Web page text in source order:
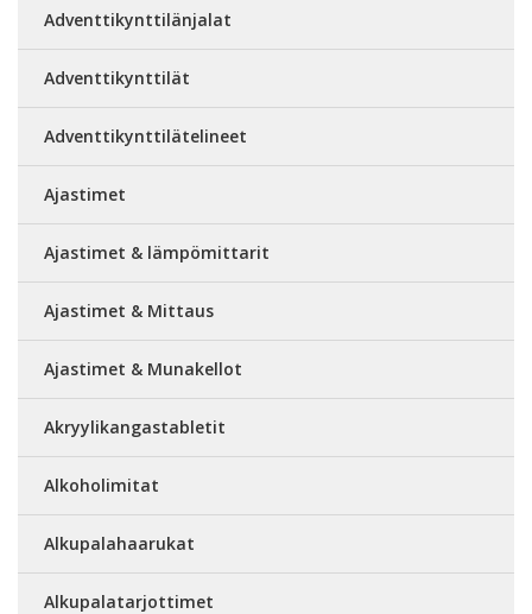
Adventtikynttilänjalat
Adventtikynttilät
Adventtikynttilätelineet
Ajastimet
Ajastimet & lämpömittarit
Ajastimet & Mittaus
Ajastimet & Munakellot
Akryylikangastabletit
Alkoholimitat
Alkupalahaarukat
Alkupalatarjottimet